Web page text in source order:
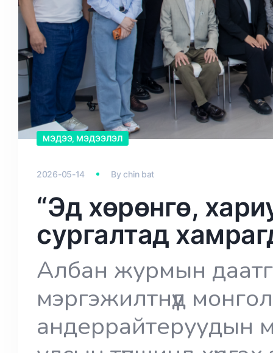
МЭДЭЭ, МЭДЭЭЛЭЛ
2026-05-14 Bychin bat
“Эд хөрөнгө,
сургалтад
Албан журмын
мэргэжилтнүүд
андеррайтеруудын